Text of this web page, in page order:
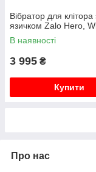
Вібратор для клітора
язичком Zalo Hero,
В наявності
3 995 ₴
Купити
Про нас